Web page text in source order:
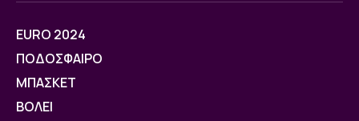
EURO 2024
ΠΟΔΟΣΦΑΙΡΟ
ΜΠΑΣΚΕΤ
ΒOΛΕΙ